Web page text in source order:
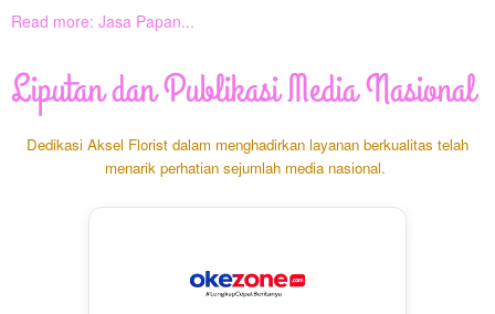
Read more: Jasa Papan...
Liputan dan Publikasi Media Nasional
Dedikasi Aksel Florist dalam menghadirkan layanan berkualitas telah
menarik perhatian sejumlah media nasional.